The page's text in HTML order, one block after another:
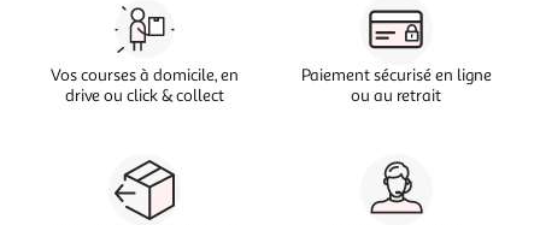
Vos courses à domicile, en
drive ou click & collect
Paiement sécurisé en ligne
ou au retrait